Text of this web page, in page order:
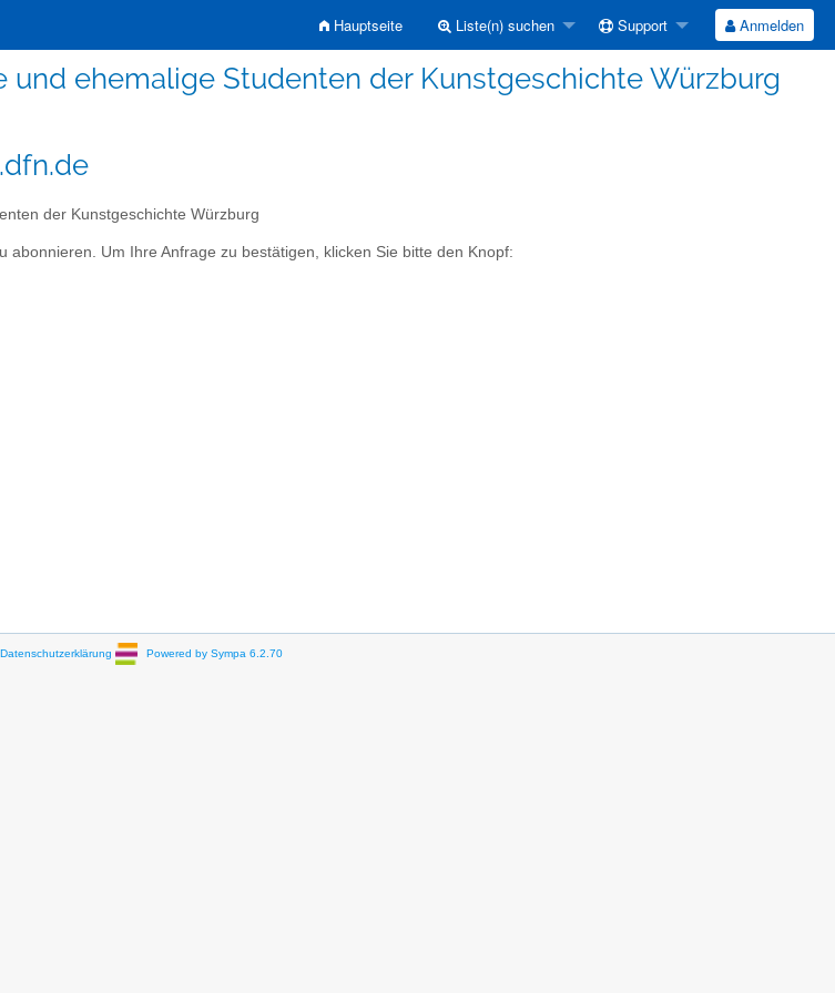
Hauptseite Liste(n) suchen Support Anmelden
und ehemalige Studenten der Kunstgeschichte Würzburg
der Kunstgeschichte Würzburg
abonnieren. Um Ihre Anfrage zu bestätigen, klicken Sie bitte den Knopf:
Datenschutzerklärung Powered by Sympa 6.2.70